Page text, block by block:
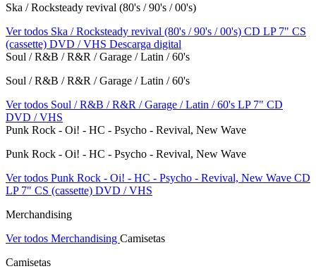
Ska / Rocksteady revival (80's / 90's / 00's)
Ver todos Ska / Rocksteady revival (80's / 90's / 00's) CD LP 7" CS
(cassette) DVD / VHS Descarga digital
Soul / R&B / R&R / Garage / Latin / 60's
Soul / R&B / R&R / Garage / Latin / 60's
Ver todos Soul / R&B / R&R / Garage / Latin / 60's LP 7" CD
DVD / VHS
Punk Rock - Oi! - HC - Psycho - Revival, New Wave
Punk Rock - Oi! - HC - Psycho - Revival, New Wave
Ver todos Punk Rock - Oi! - HC - Psycho - Revival, New Wave CD
LP 7" CS (cassette) DVD / VHS
Merchandising
Ver todos Merchandising Camisetas
Camisetas